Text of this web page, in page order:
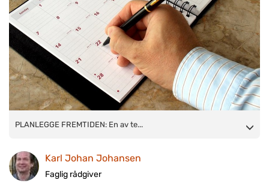
PLANLEGGE FREMTIDEN: En av teknikkene som kan styrke
selvbestemmelse.
PLANLEGGE FREMTIDEN: En av te...
Karl Johan Johansen
Faglig rådgiver